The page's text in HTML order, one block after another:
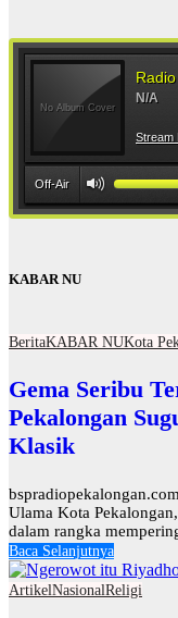
KABAR NU
BeritaKABAR NUKota
Gema Seribu
Pekalongan
Klasik
Ulama Kota
dalam rangka
Baca Selanjutnya
ArtikelNasionalReligi